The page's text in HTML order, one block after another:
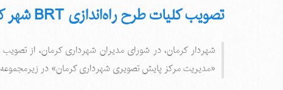
تصویب کلیات طرح راه‌اندازی BRT شهر کرمان در شورای ترافیک
«مدیریت مرکز پایش تصویری شهرداری کرمان» در